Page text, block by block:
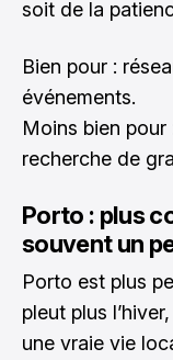
soit de la
Bien pour :
événements.
Moins bien
recherche de
Porto : plus
souvent un
Porto est plus
pleut plus
une vraie vie